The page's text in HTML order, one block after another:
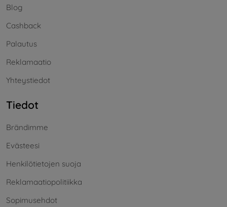
Blog
Cashback
Palautus
Reklamaatio
Yhteystiedot
Tiedot
Brändimme
Evästeesi
Henkilötietojen suoja
Reklamaatiopolitiikka
Sopimusehdot